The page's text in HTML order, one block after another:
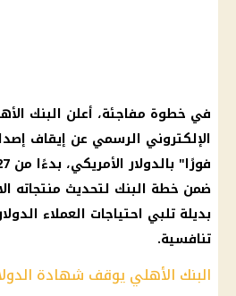
في خطوة مفاجئة، أعلن البنك
الإلكتروني الرسمي عن إيقاف
فورًا" بالدولار الأمريكي، بدءًا من 27
ضمن خطة البنك لتحديث منتجاته
بديلة تلبي احتياجات العملاء
تنافسية.
البنك الأهلي يوقف شهادة